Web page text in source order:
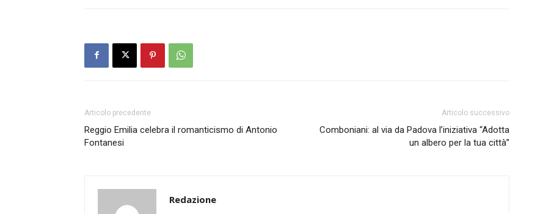
Articolo precedente
Reggio Emilia celebra il romanticismo di Antonio
Fontanesi
Articolo successivo
Comboniani: al via da Padova l’iniziativa “Adotta
un albero per la tua città”
Redazione